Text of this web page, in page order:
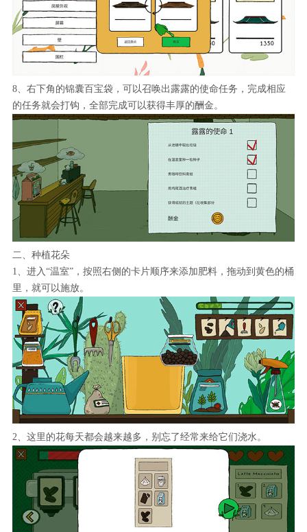
8、右下角的锦囊百宝袋，可以召唤出露露的使命任务，完成相应
的任务就会打钩，全部完成可以获得丰厚的酬金。
二、种植花朵
1、进入“温室”，按照右侧的卡片顺序来添加肥料，拖动到黄色的桶
里，就可以施放。
2、这里的花每天都会越来越多，别忘了经常来给它们浇水。